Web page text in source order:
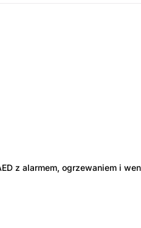
z alarmem, ogrzewaniem i